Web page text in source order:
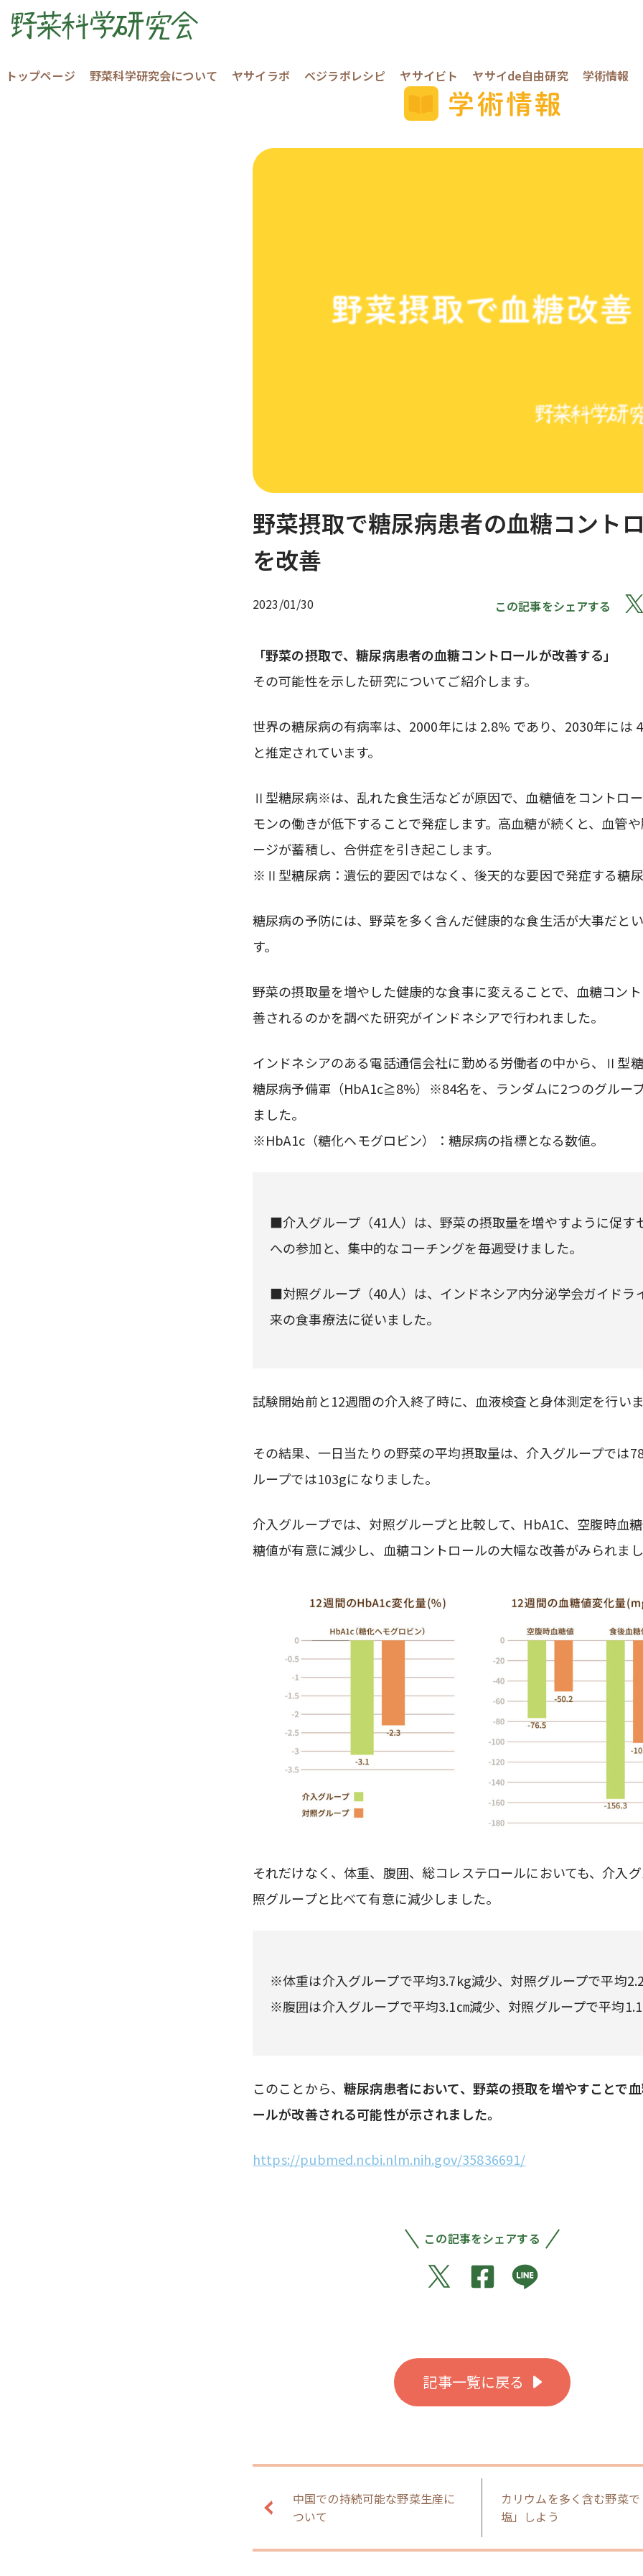
トップページ 野菜科学研究会について ヤサイラボ ベジラボレシピ ヤサイビト ヤサイde自由研究 学術情報
野菜摂取で糖尿病患者の血糖コント
を改善
2023/01/30 この記事をシェアする
「野菜の摂取で、糖尿病患者の血糖コントロールが改善する」
その可能性を示した研究についてご紹介します。
世界の糖尿病の有病率は、2000年には 2.8% であり、2030年には
と推定されています。
Ⅱ型糖尿病※は、乱れた食生活などが原因で、血糖値をコントロ
モンの働きが低下することで発症します。高血糖が続くと、血管
ージが蓄積し、合併症を引き起こします。
※Ⅱ型糖尿病：遺伝的要因ではなく、後天的な要因で発症する糖
糖尿病の予防には、野菜を多く含んだ健康的な食生活が大事だと
す。
野菜の摂取量を増やした健康的な食事に変えることで、血糖コン
善されるのかを調べた研究がインドネシアで行われました。
インドネシアのある電話通信会社に勤める労働者の中から、Ⅱ型
糖尿病予備軍（HbA1c≧8%）※84名を、ランダムに2つのグルー
ました。
※HbA1c（糖化ヘモグロビン）：糖尿病の指標となる数値。
■介入グループ（41人）は、野菜の摂取量を増やすように促す
への参加と、集中的なコーチングを毎週受けました。
■対照グループ（40人）は、インドネシア内分泌学会ガイドラ
来の食事療法に従いました。
試験開始前と12週間の介入終了時に、血液検査と身体測定を行い
その結果、一日当たりの野菜の平均摂取量は、介入グループでは
ループでは103gになりました。
介入グループでは、対照グループと比較して、HbA1C、空腹時血
糖値が有意に減少し、血糖コントロールの大幅な改善がみられま
それだけなく、体重、腹囲、総コレステロールにおいても、介入
照グループと比べて有意に減少しました。
※体重は介入グループで平均3.7kg減少、対照グループで平均
※腹囲は介入グループで平均3.1㎝減少、対照グループで平均
このことから、糖尿病患者において、野菜の摂取を増やすことで
ールが改善される可能性が示されました。
https://pubmed.ncbi.nlm.nih.gov/35836691/
この記事をシェアする
記事一覧に戻る
中国での持続可能な野菜生産に
ついて
カリウムを多く含む野菜
塩」しよう